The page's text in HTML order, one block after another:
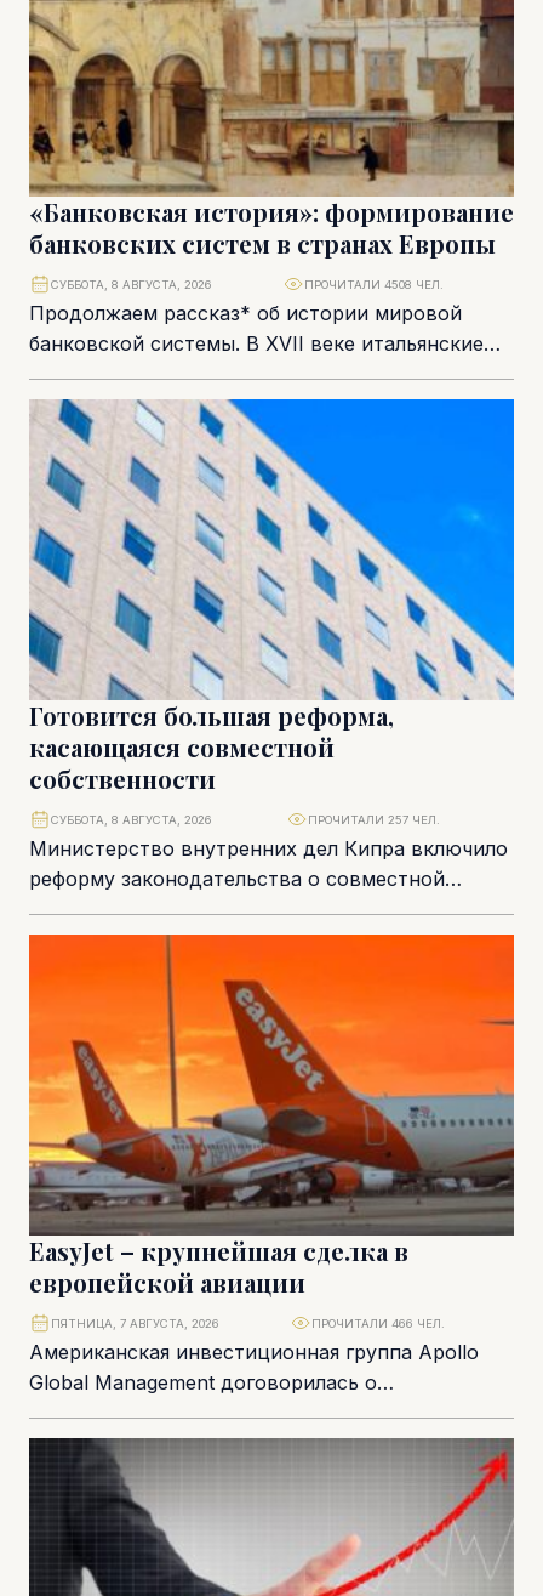
«Банковская история»: формирование
банковских систем в странах Европы
Продолжаем рассказ* об истории мировой
банковской системы. В XVII веке итальянские
жиробанки постепенно распространили свое
влияние и методы работы на...
СУББОТА, 8 АВГУСТА, 2026 ПРОЧИТАЛИ 4508 ЧЕЛ.
Готовится большая реформа,
касающаяся совместной
собственности
Министерство внутренних дел Кипра включило
реформу законодательства о совместной
собственности и аварийных зданиях в число
приоритетов нового парламентского созыва.
СУББОТА, 8 АВГУСТА, 2026 ПРОЧИТАЛИ 257 ЧЕЛ.
EasyJet – крупнейшая сделка в
европейской авиации
Американская инвестиционная группа Apollo
Global Management договорилась о
приобретении британского авиаперевозчика
easyJet за £5,7 млрд, завершив многомесячную
борьбу за один...
ПЯТНИЦА, 7 АВГУСТА, 2026 ПРОЧИТАЛИ 466 ЧЕЛ.